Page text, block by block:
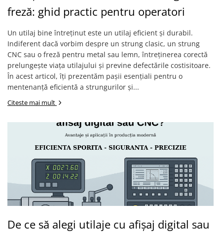
Accesorii prelucrare metal
Universale de strung si accesorii
pentru strunguri
Falci pentru 3 bacuri PS3/ PO3
Falci pentru 4 bacuri PS4/ PO4
Flanșă
Fălcile pentru 3-bacuri DK11
Fălcile pentru 4-bacuri DK12
Mandrine independente
Mandrină cu 3 fălci din fontă
Mandrină cu 3 fălci din otel
Mandrină cu 4 fălci din fontă
Mandrină cu 4 fălci din otel
Seturi de unelte pentru strungarie
Standuri pentru strunguri
Instrumente de prindere
unelte
freză: ghid practic pentru operatori
Un utilaj bine întreținut este un utilaj eficient și durabil.
Indiferent dacă vorbim despre un strung clasic, un strung
CNC sau o freză pentru metal sau lemn, întreținerea corectă
prelungește viața utilajului și previne defectările costisitoare.
În acest articol, îți prezentăm pașii esențiali pentru o
mentenanță eficientă a strungurilor și...
Citeste mai mult
De ce să alegi utilaje cu afișaj digital sau